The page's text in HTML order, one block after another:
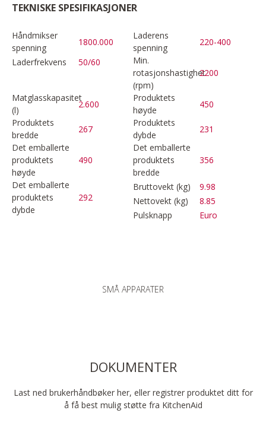
TEKNISKE SPESIFIKASJONER
Håndmikser
spenning
1800.000
Laderens
spenning
220-400
Laderfrekvens
50/60
Min.
rotasjonshastighet
(rpm)
2200
Matglasskapasitet
(l)
2.600
Produktets
høyde
450
Produktets
bredde
267
Produktets
dybde
231
Det emballerte
produktets
høyde
490
Det emballerte
produktets
bredde
356
Det emballerte
produktets
dybde
292
Bruttovekt (kg)
9.98
Nettovekt (kg)
8.85
Pulsknapp
Euro
SMÅ APPARATER
DOKUMENTER
Last ned brukerhåndbøker her, eller registrer produktet ditt for
å få best mulig støtte fra KitchenAid